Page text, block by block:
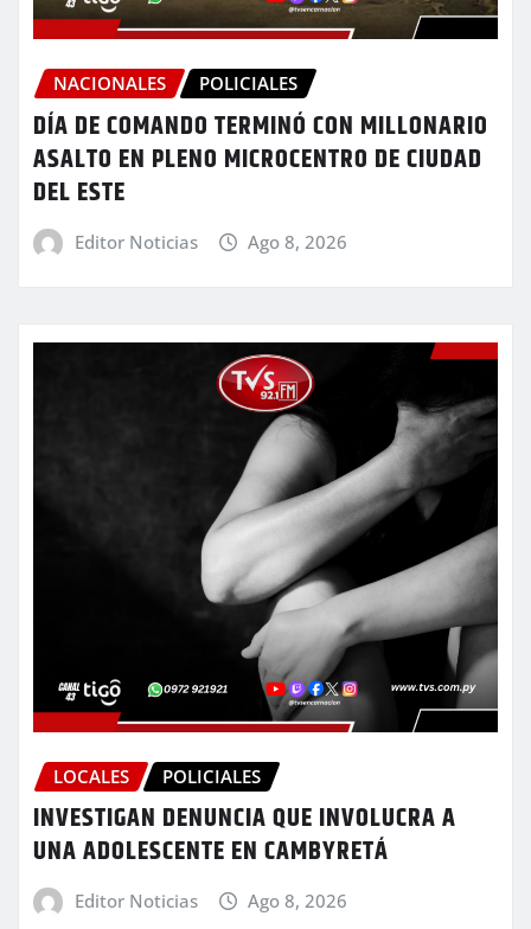
NACIONALES POLICIALES
DÍA DE COMANDO TERMINÓ CON MILLONARIO
ASALTO EN PLENO MICROCENTRO DE CIUDAD
DEL ESTE
Editor Noticias Ago 8, 2026
LOCALES POLICIALES
INVESTIGAN DENUNCIA QUE INVOLUCRA A
UNA ADOLESCENTE EN CAMBYRETÁ
Editor Noticias Ago 8, 2026